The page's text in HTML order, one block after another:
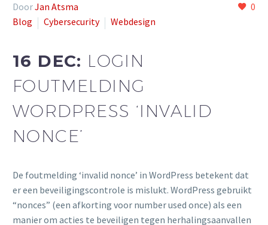
0
DoorJan Atsma
Blog
Cybersecurity Webdesign
16 DEC: LOGIN
FOUTMELDING
WORDPRESS ‘INVALID
NONCE’
De foutmelding ‘invalid nonce’ in WordPress betekent dat
er een beveiligingscontrole is mislukt. WordPress gebruikt
“nonces” (een afkorting voor number used once) als een
manier om acties te beveiligen tegen herhalingsaanvallen